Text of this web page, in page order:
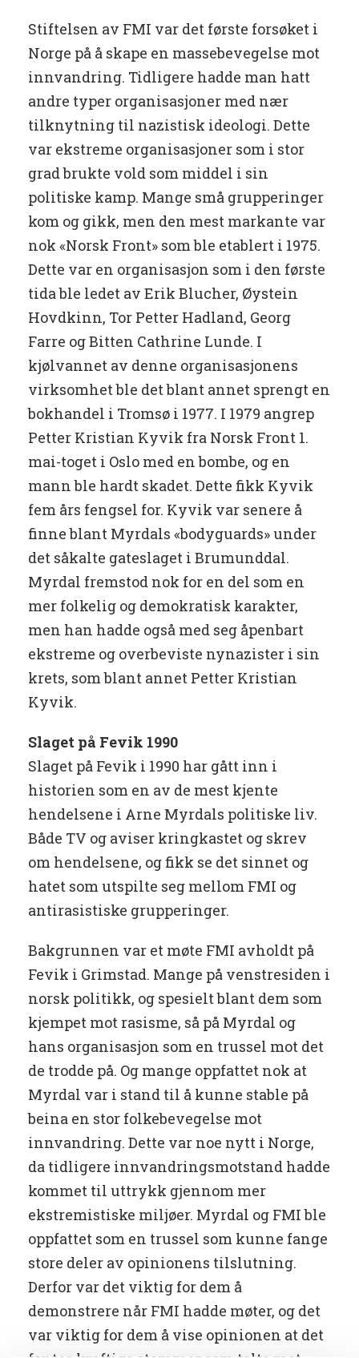
Stiftelsen av FMI var det første forsøket i
Norge på å skape en massebevegelse mot
innvandring. Tidligere hadde man hatt
andre typer organisasjoner med nær
tilknytning til nazistisk ideologi. Dette
var ekstreme organisasjoner som i stor
grad brukte vold som middel i sin
politiske kamp. Mange små grupperinger
kom og gikk, men den mest markante var
nok «Norsk Front» som ble etablert i 1975.
Dette var en organisasjon som i den første
tida ble ledet av Erik Blucher, Øystein
Hovdkinn, Tor Petter Hadland, Georg
Farre og Bitten Cathrine Lunde. I
kjølvannet av denne organisasjonens
virksomhet ble det blant annet sprengt en
bokhandel i Tromsø i 1977. I 1979 angrep
Petter Kristian Kyvik fra Norsk Front 1.
mai-toget i Oslo med en bombe, og en
mann ble hardt skadet. Dette fikk Kyvik
fem års fengsel for. Kyvik var senere å
finne blant Myrdals «bodyguards» under
det såkalte gateslaget i Brumunddal.
Myrdal fremstod nok for en del som en
mer folkelig og demokratisk karakter,
men han hadde også med seg åpenbart
ekstreme og overbeviste nynazister i sin
krets, som blant annet Petter Kristian
Kyvik.
Slaget på Fevik 1990
Slaget på Fevik i 1990 har gått inn i
historien som en av de mest kjente
hendelsene i Arne Myrdals politiske liv.
Både TV og aviser kringkastet og skrev
om hendelsene, og fikk se det sinnet og
hatet som utspilte seg mellom FMI og
antirasistiske grupperinger.
Bakgrunnen var et møte FMI avholdt på
Fevik i Grimstad. Mange på venstresiden i
norsk politikk, og spesielt blant dem som
kjempet mot rasisme, så på Myrdal og
hans organisasjon som en trussel mot det
de trodde på. Og mange oppfattet nok at
Myrdal var i stand til å kunne stable på
beina en stor folkebevegelse mot
innvandring. Dette var noe nytt i Norge,
da tidligere innvandringsmotstand hadde
kommet til uttrykk gjennom mer
ekstremistiske miljøer. Myrdal og FMI ble
oppfattet som en trussel som kunne fange
store deler av opinionens tilslutning.
Derfor var det viktig for dem å
demonstrere når FMI hadde møter, og det
var viktig for dem å vise opinionen at det